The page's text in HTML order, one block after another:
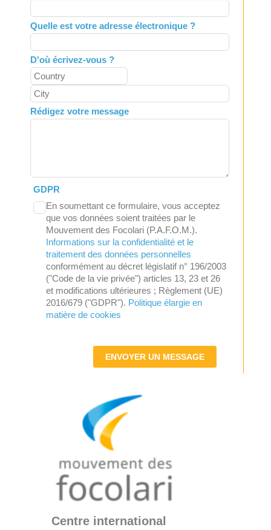
Quelle est votre adresse électronique ?
D'où écrivez-vous ?
Rédigez votre message
GDPR
En soumettant ce formulaire, vous acceptez
que vos données soient traitées par le
Mouvement des Focolari (P.A.F.O.M.).
Informations sur la confidentialité et le
traitement des données personnelles
conformément au décret législatif n° 196/2003
("Code de la vie privée") articles 13, 23 et 26
et modifications ultérieures ; Règlement (UE)
2016/679 ("GDPR"). Politique élargie en
matière de cookies
ENVOYER UN MESSAGE
Centre international